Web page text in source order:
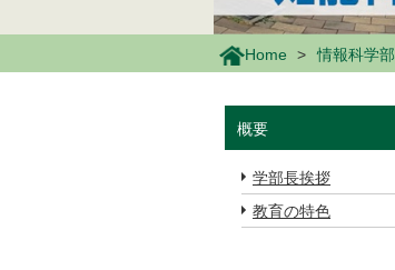
Home 情報科学部
概要
学部長挨拶
教育の特色